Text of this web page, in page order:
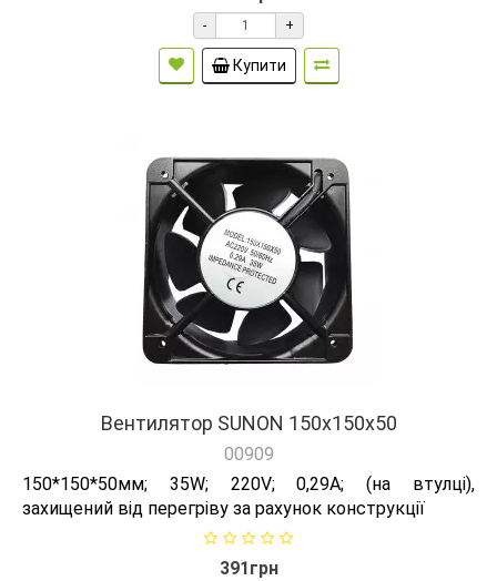
- +
Купити
Вентилятор SUNON 150х150х50
00909
150*150*50мм; 35W; 220V; 0,29А; (на втулці),
захищений від перегріву за рахунок конструкції
391грн